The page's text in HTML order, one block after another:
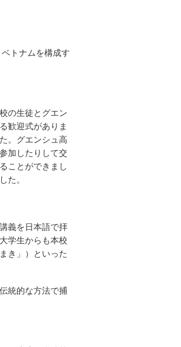
トナムを構成す
の生徒とグエン
歓迎式がありま
。グエンシュ高
加したりして交
ことができまし
た。
義を日本語で拝
学生からも本校
き」）といった
統的な方法で捕